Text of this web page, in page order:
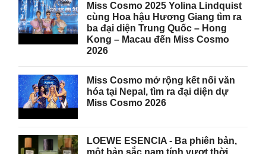
Miss Cosmo 2025 Yolina Lindquist
cùng Hoa hậu Hương Giang tìm ra
ba đại diện Trung Quốc – Hong
Kong – Macau đến Miss Cosmo
2026
Miss Cosmo mở rộng kết nối văn
hóa tại Nepal, tìm ra đại diện dự
Miss Cosmo 2026
LOEWE ESENCIA - Ba phiên bản,